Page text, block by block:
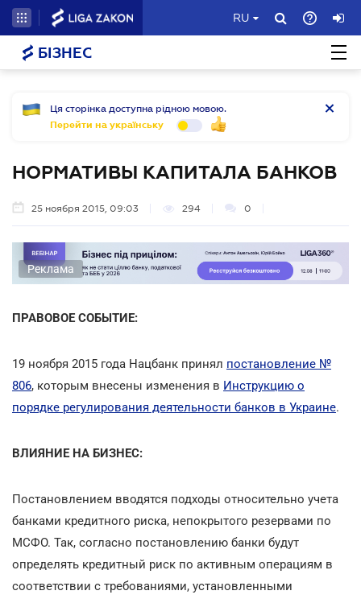
RU
БІЗНЕС
Ця сторінка доступна рідною мовою.
Перейти на українську
НОРМАТИВЫ КАПИТАЛА БАНКОВ
25 ноября 2015, 09:03 294 0
Реклама
ПРАВОВОЕ СОБЫТИЕ:
19 ноября 2015 года Нацбанк принял постановление №
806, которым внесены изменения в Инструкцию о
порядке регулирования деятельности банков в Украине.
ВЛИЯНИЕ НА БИЗНЕС:
Постановлением вводятся подходы относительно учета
банками кредитного риска, непокрытого резервами по
МСФО. Так, согласно постановлению банки будут
определять кредитный риск по активным операциям в
соответствии с требованиями, установленными